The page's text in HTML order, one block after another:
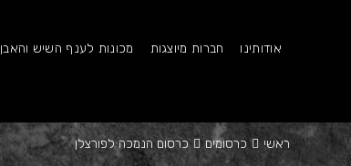
אודותינו חברות מיוצגות מכונות לענף השיש והאבן
ראשי כרסומים כרסום הנמכה לפורצלן